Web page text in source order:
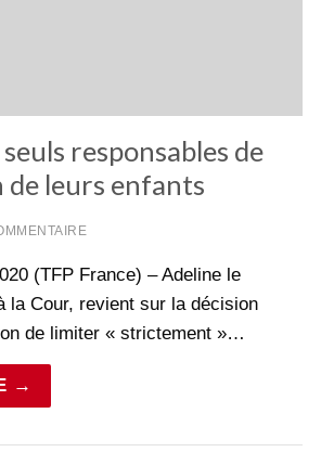
responsables de
de leurs enfants
(TFP France) – Adeline le
la Cour, revient sur la décision
de limiter « strictement »…
→